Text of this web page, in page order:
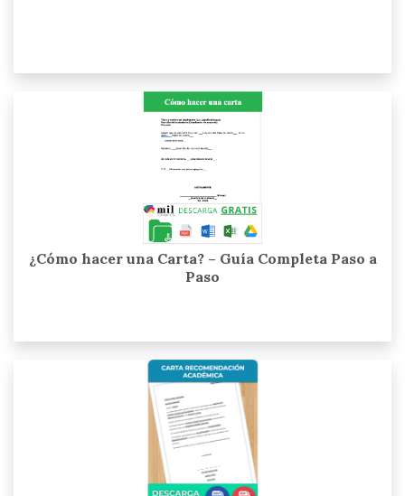
¿Cómo hacer una Carta? – Guía Completa Paso a
Paso